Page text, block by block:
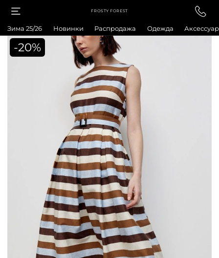
FROSTY FOREST
Зима 25/26 Новинки Распродажа Одежда
-20%